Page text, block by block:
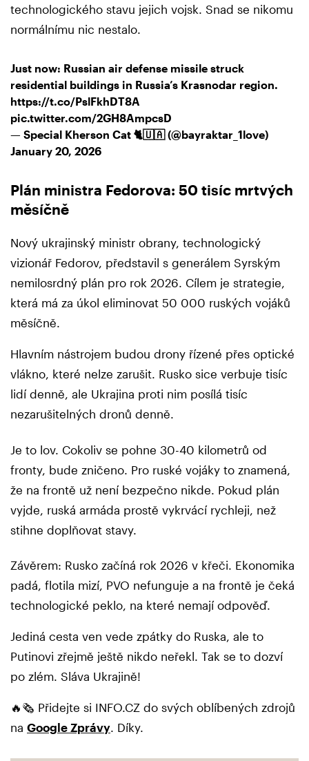
technologického stavu jejich vojsk. Snad se nikomu
normálnímu nic nestalo.
Just now: Russian air defense missile struck
residential buildings in Russia’s Krasnodar region.
https://t.co/PslFkhDT8A
pic.twitter.com/2GH8AmpcsD
— Special Kherson Cat 🐈🇺🇦 (@bayraktar_1love)
January 20, 2026
Plán ministra Fedorova: 50 tisíc mrtvých
měsíčně
Nový ukrajinský ministr obrany, technologický
vizionář Fedorov, představil s generálem Syrským
nemilosrdný plán pro rok 2026. Cílem je strategie,
která má za úkol eliminovat 50 000 ruských vojáků
měsíčně.
Hlavním nástrojem budou drony řízené přes optické
vlákno, které nelze zarušit. Rusko sice verbuje tisíc
lidí denně, ale Ukrajina proti nim posílá tisíc
nezarušitelných dronů denně.
Je to lov. Cokoliv se pohne 30-40 kilometrů od
fronty, bude zničeno. Pro ruské vojáky to znamená,
že na frontě už není bezpečno nikde. Pokud plán
vyjde, ruská armáda prostě vykrvácí rychleji, než
stihne doplňovat stavy.
Závěrem: Rusko začíná rok 2026 v křeči. Ekonomika
padá, flotila mizí, PVO nefunguje a na frontě je čeká
technologické peklo, na které nemají odpověď.
Jediná cesta ven vede zpátky do Ruska, ale to
Putinovi zřejmě ještě nikdo neřekl. Tak se to dozví
po zlém. Sláva Ukrajině!
🔥🗞️ Přidejte si INFO.CZ do svých oblíbených zdrojů
na Google Zprávy. Díky.